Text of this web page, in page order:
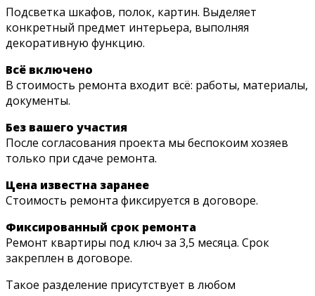
Подсветка шкафов, полок, картин. Выделяет
конкретный предмет интерьера, выполняя
декоративную функцию.
Всё включено
В стоимость ремонта входит всё: работы, материалы,
документы.
Без вашего участия
После согласования проекта мы беспокоим хозяев
только при сдаче ремонта.
Цена известна заранее
Стоимость ремонта фиксируется в договоре.
Фиксированный срок ремонта
Ремонт квартиры под ключ за 3,5 месяца. Срок
закреплен в договоре.
Такое разделение присутствует в любом